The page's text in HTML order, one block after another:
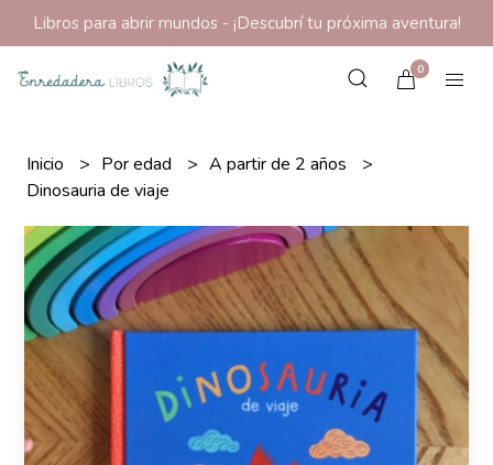
Libros para abrir mundos - ¡Descubrí tu próxima aventura!
0
Inicio Por edad
A partir de 2 años
Dinosauria de viaje